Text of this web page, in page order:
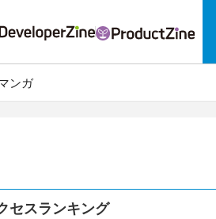
ンガ
セスランキング